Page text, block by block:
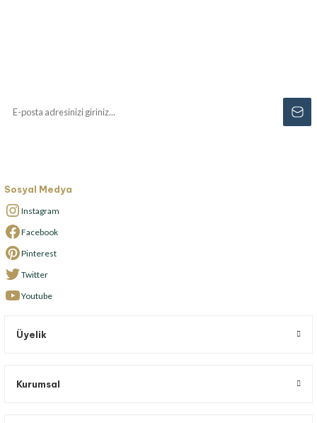
Sosyal Medya
Instagram
Facebook
Pinterest
Twitter
Youtube
Üyelik
Kurumsal